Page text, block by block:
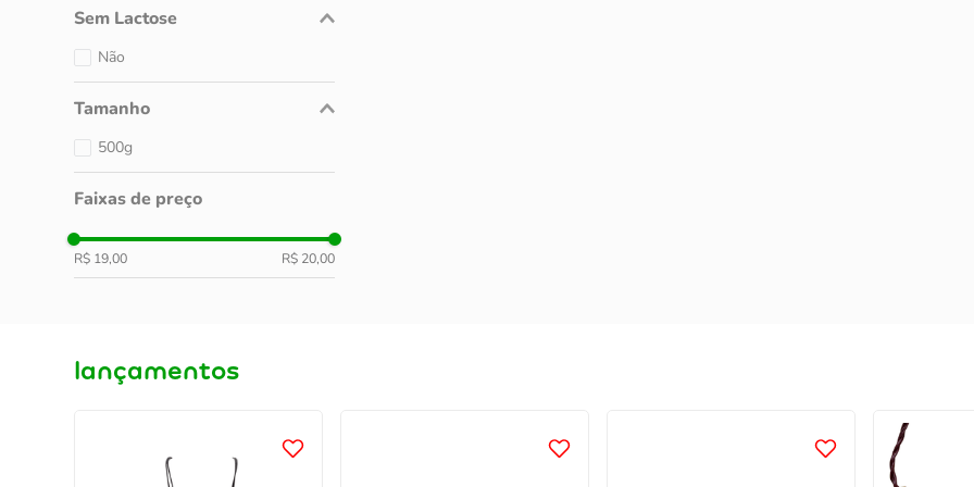
Sem Lactose
Não
Tamanho
500g
Faixas de preço
R$ 19,00 R$ 20,00
lançamentos